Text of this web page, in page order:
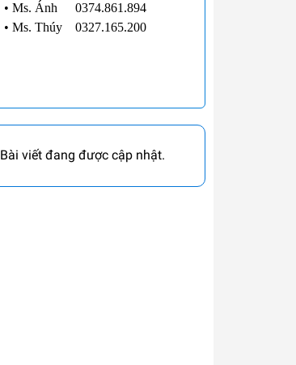
• Ms. Ánh
0374.861.894
• Ms. Thúy 0327.165.200
Bài viết đang được cập nhật.